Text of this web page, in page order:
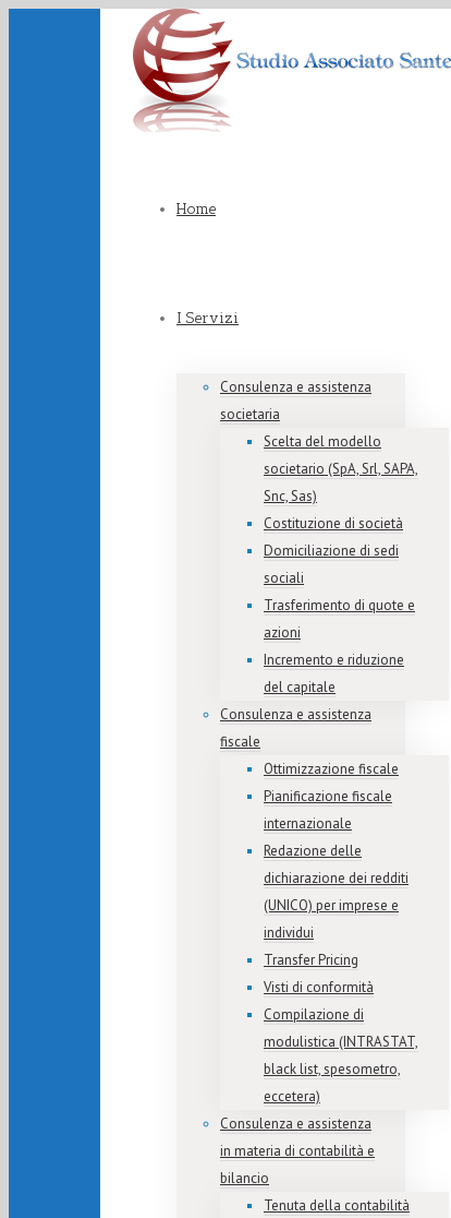
Home
I Servizi
Consulenza e assistenza
societaria
Scelta del modello
societario (SpA, Srl, SAPA,
Snc, Sas)
Costituzione di società
Domiciliazione di sedi
sociali
Trasferimento di quote e
azioni
Incremento e riduzione
del capitale
Consulenza e assistenza
fiscale
Ottimizzazione fiscale
Pianificazione fiscale
internazionale
Redazione delle
dichiarazione dei redditi
(UNICO) per imprese e
individui
Transfer Pricing
Visti di conformità
Compilazione di
modulistica (INTRASTAT,
black list, spesometro,
eccetera)
Consulenza e assistenza
in materia di contabilità e
bilancio
Tenuta della contabilità